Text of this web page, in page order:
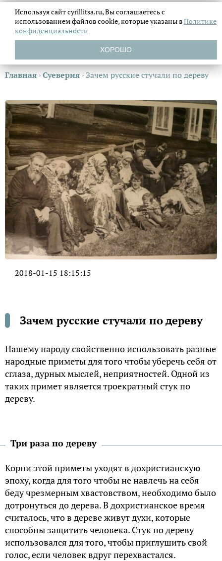
Главная ›Суеверия › Зачем русские стучали по дереву
2018-01-15 18:15:15
Зачем русские стучали по дереву
Нашему народу свойственно использовать разные
народные приметы для того чтобы уберечь себя от
сглаза, дурных мыслей, неприятностей. Одной из
таких примет является троекратный стук по
дереву.
Три раза по дереву
Корни этой приметы уходят в дохристианскую
эпоху, когда для того чтобы не навлечь на себя
беду чрезмерным хвастовством, необходимо было
дотронуться до дерева. В дохристианское время
считалось, что в дереве живут духи, которые
способны защитить человека. Стук по дереву
использовался для того, чтобы приглушить свой
голос, если человек вдруг перехвастался.
Используя сайт cyrillitsa.ru, Вы соглашаетесь с
использованием файловcookie, которые указаны вПолитике
конфиденциальности
ХОРОШО